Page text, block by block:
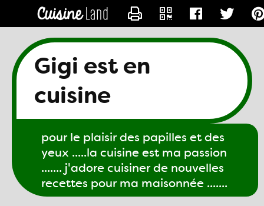
Gigi est en
cuisine
pour le plaisir des papilles et des
yeux .....la cuisine est ma passion
....... j'adore cuisiner de nouvelles
recettes pour ma maisonnée .......
CONTACTER GIGI61